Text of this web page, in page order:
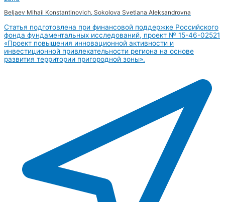
Beljaev Mihail Konstantinovich, Sokolova Svetlana Aleksandrovna
Статья подготовлена при финансовой поддержке Российского
фонда фундаментальных исследований, проект № 15-46-02521
«Проект повышения инновационной активности и
инвестиционной привлекательности региона на основе
развития территории пригородной зоны».